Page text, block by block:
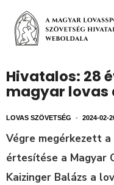
Hivatalos: 28
magyar lovas
LOVAS SZÖVETSÉG • 2024-02-
Végre megérkezett a
értesítése a Magyar
Kaizinger Balázs a